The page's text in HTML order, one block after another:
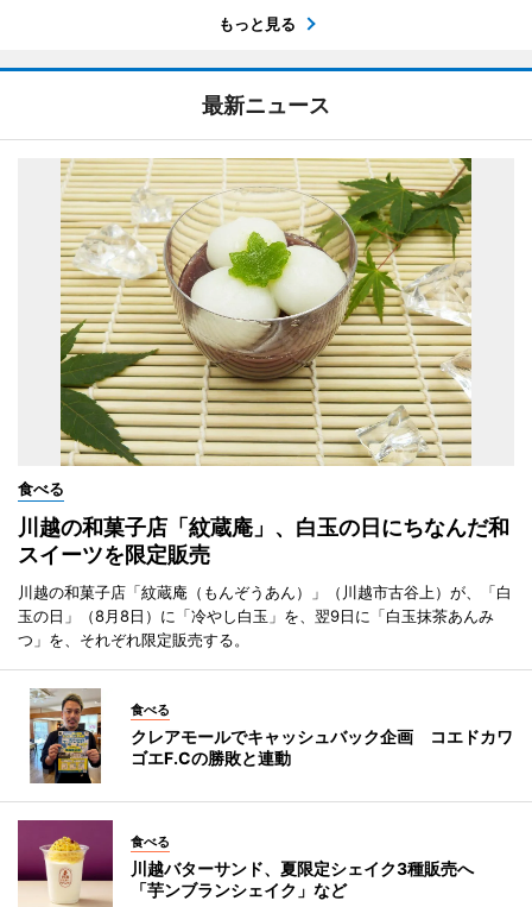
もっと見る
最新ニュース
食べる
川越の和菓子店「紋蔵庵」、白玉の日にちなんだ和
スイーツを限定販売
川越の和菓子店「紋蔵庵（もんぞうあん）」（川越市古谷上）が、「白
玉の日」（8月8日）に「冷やし白玉」を、翌9日に「白玉抹茶あんみ
つ」を、それぞれ限定販売する。
食べる
クレアモールでキャッシュバック企画 コエドカワ
ゴエF.Cの勝敗と連動
食べる
川越バターサンド、夏限定シェイク3種販売へ
「芋ンブランシェイク」など